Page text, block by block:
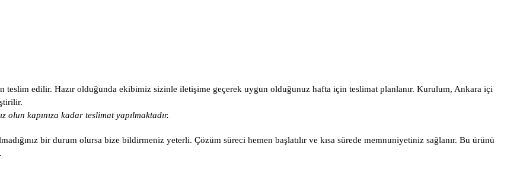
teslim edilir. Hazır olduğunda ekibimiz sizinle iletişime geçerek uygun olduğunuz hafta için teslimat planlanır. Kurulum, Ankara içi
olun kapınıza kadar teslimat yapılmaktadır.
bir durum olursa bize bildirmeniz yeterli. Çözüm süreci hemen başlatılır ve kısa sürede memnuniyetiniz sağlanır. Bu ürünü